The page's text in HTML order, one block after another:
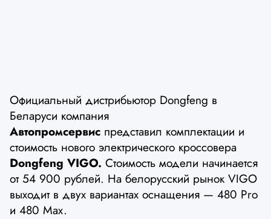
Официальный дистрибьютор Dongfeng в
Беларуси компания
Автопромсервис представил комплектации и
стоимость нового электрического кроссовера
Dongfeng VIGO. Стоимость модели начинается
от 54 900 рублей. На белорусский рынок VIGO
выходит в двух вариантах оснащения — 480 Pro
и 480 Max.